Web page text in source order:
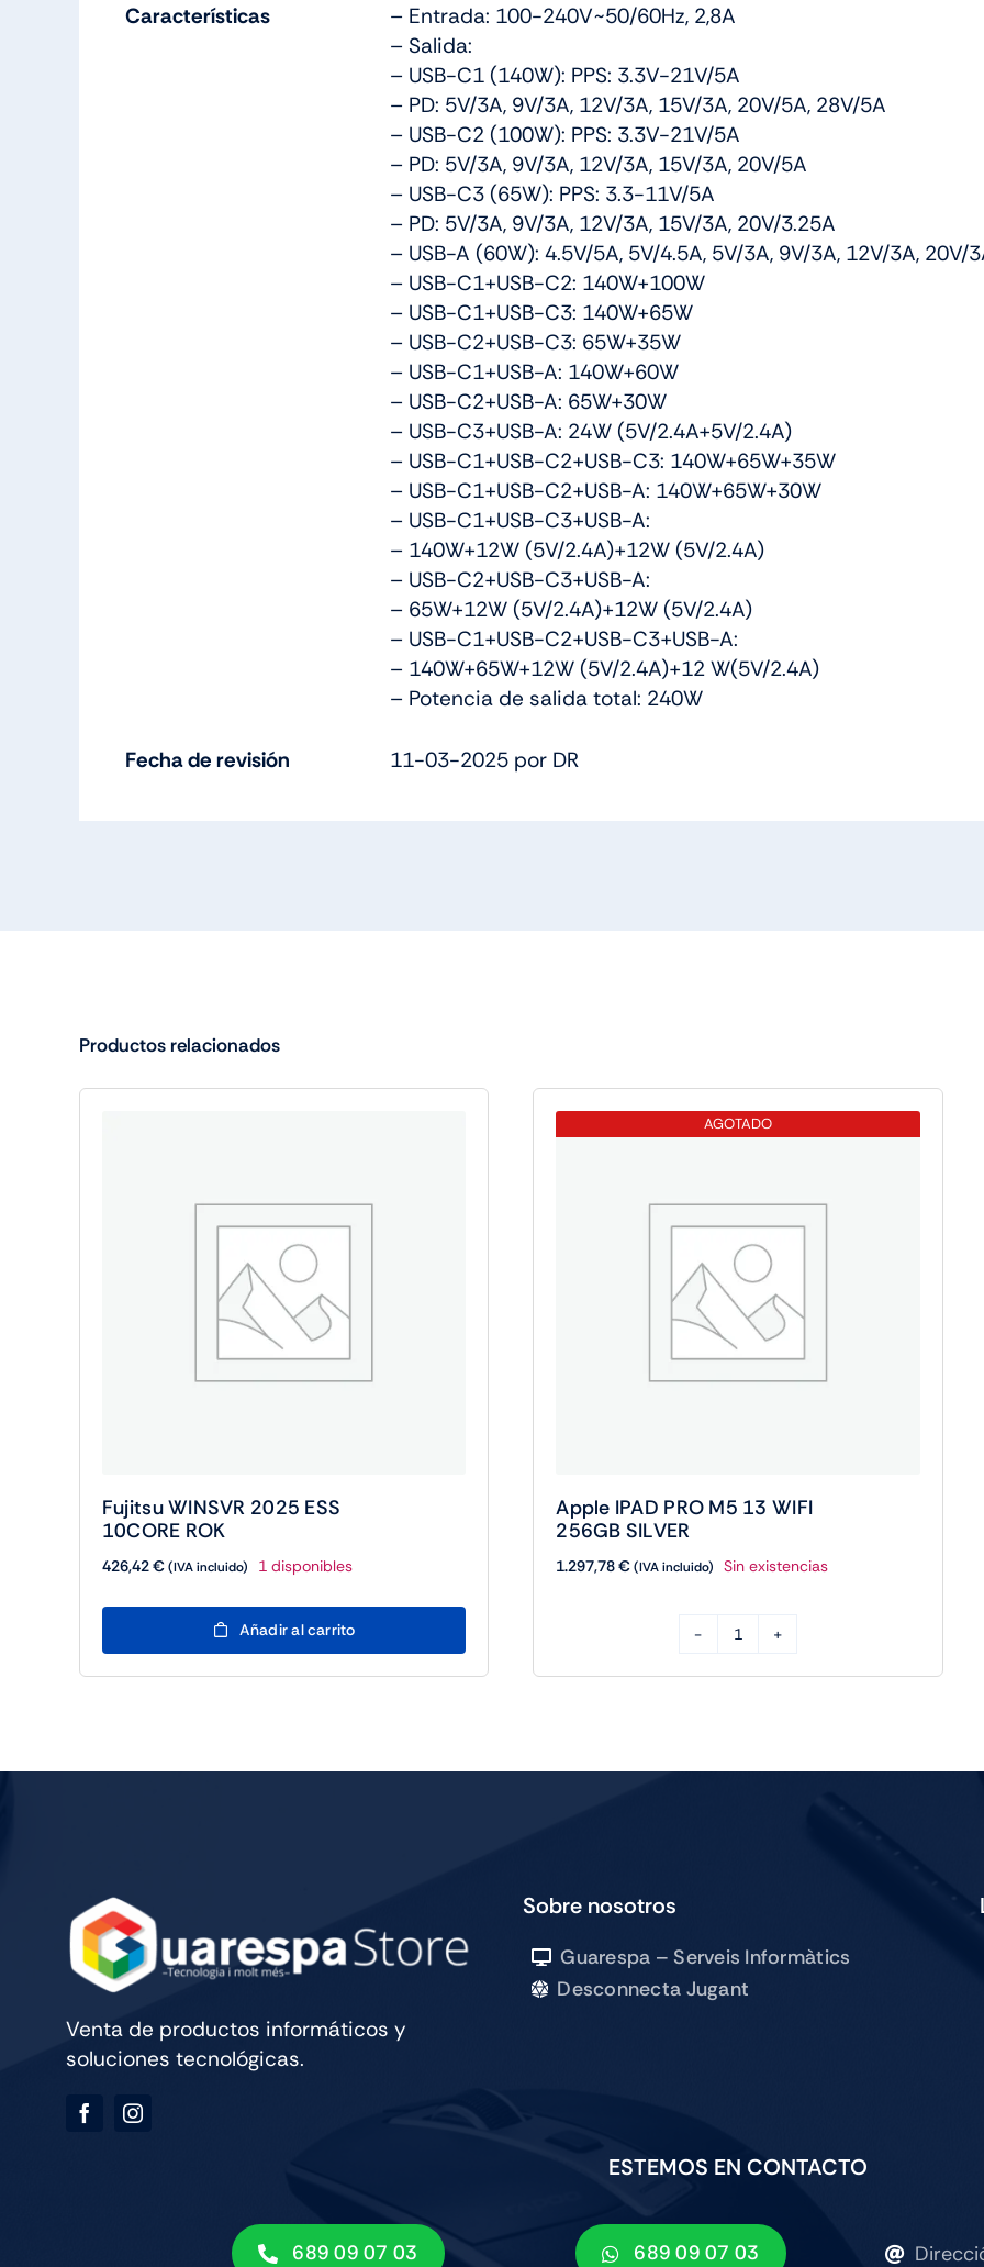
Características
– Entrada: 100-240V~50/60Hz, 2,8A
– Salida:
– USB-C1 (140W): PPS: 3.3V-21V/5A
– PD: 5V/3A, 9V/3A, 12V/3A, 15V/3A, 20V/5A, 28V/5A
– USB-C2 (100W): PPS: 3.3V-21V/5A
– PD: 5V/3A, 9V/3A, 12V/3A, 15V/3A, 20V/5A
– USB-C3 (65W): PPS: 3.3-11V/5A
– PD: 5V/3A, 9V/3A, 12V/3A, 15V/3A, 20V/3.25A
– USB-A (60W): 4.5V/5A, 5V/4.5A, 5V/3A, 9V/3A, 12V/3A, 20V/
– USB-C1+USB-C2: 140W+100W
– USB-C1+USB-C3: 140W+65W
– USB-C2+USB-C3: 65W+35W
– USB-C1+USB-A: 140W+60W
– USB-C2+USB-A: 65W+30W
– USB-C3+USB-A: 24W (5V/2.4A+5V/2.4A)
– USB-C1+USB-C2+USB-C3: 140W+65W+35W
– USB-C1+USB-C2+USB-A: 140W+65W+30W
– USB-C1+USB-C3+USB-A:
– 140W+12W (5V/2.4A)+12W (5V/2.4A)
– USB-C2+USB-C3+USB-A:
– 65W+12W (5V/2.4A)+12W (5V/2.4A)
– USB-C1+USB-C2+USB-C3+USB-A:
– 140W+65W+12W (5V/2.4A)+12 W(5V/2.4A)
– Potencia de salida total: 240W
Fecha de revisión 11-03-2025 por DR
Productos relacionados
Fujitsu WINSVR 2025 ESS
10CORE ROK
426,42€(IVA incluido) 1 disponibles
Fujitsu
WINSVR
Añadir al carrito
AGOTADO
Apple IPAD PRO M5 13 WIFI
256GB SILVER
1.297,78€ (IVA incluido) Sin existencias
IPAD
Venta de productos informáticos y
soluciones tecnológicas.
Sobre nosotros
Guarespa – Serveis Informàtics
Desconnecta Jugant
ESTEMOS EN CONTACTO
689 09 07 03 689 09 07 03